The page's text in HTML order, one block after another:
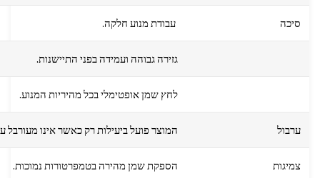
סיכה עבודת מנוע חלקה.
גזירה גבוהה ועמידה בפני התיישנות.
לחץ שמן אופטימלי בכל מהיריות המנוע.
ערבול המוצר פועל ביעילות רק כאשר אינו מעורבל
צמיגות הספקת שמן מהירה בטמפרטורות נמוכות.